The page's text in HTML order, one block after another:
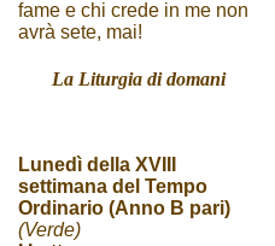
fame e chi crede in me non
avrà sete, mai!
La Liturgia di domani
Lunedì della XVIII
settimana del Tempo
Ordinario (Anno B pari)
(Verde)